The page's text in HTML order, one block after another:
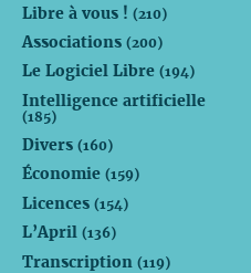
Libre à vous ! (210)
Associations (200)
Le Logiciel Libre (194)
Intelligence artificielle
(185)
Divers (160)
Économie (159)
Licences (154)
L’April (136)
Transcription (119)